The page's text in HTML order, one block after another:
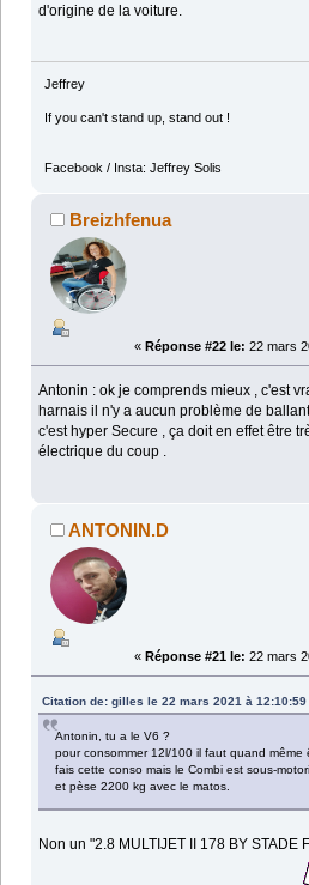
d'origine de la voiture.
Jeffrey
If you can't stand up, stand out !
Facebook / Insta: Jeffrey Solis
Breizhfenua
« Réponse #22 le: 22 mars
Antonin : ok je comprends mieux , c'est
harnais il n'y a aucun problème de
c'est hyper Secure , ça doit en effet être
électrique du coup .
ANTONIN.D
« Réponse #21 le: 22 mars
Citation de: gilles le 22 mars 2021 à 12:10:59
Antonin, tu a le V6 ?
pour consommer 12l/100 il faut quand
fais cette conso mais le Combi est sous-
et pèse 2200 kg avec le matos.
Non un "2.8 MULTIJET II 178 BY STADE